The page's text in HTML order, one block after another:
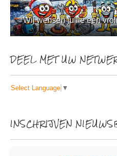
Wij wensen jullie een
DEEL MET UW
Select Language ▼
INSCHRIJVEN